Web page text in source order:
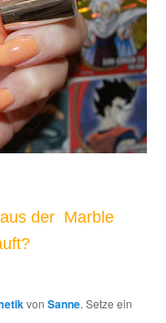
der Marble
vonSanne. Setze ein